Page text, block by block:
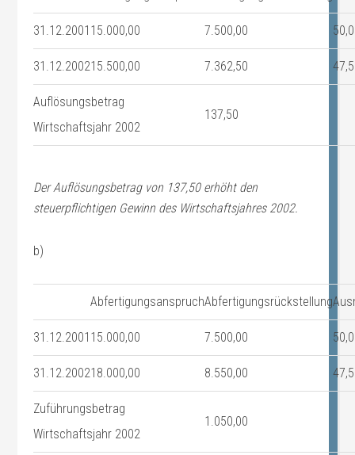
31.12.2001 15.000,00 7.500,00
31.12.200215.500,00 7.362,50
Auflösungsbetrag
Wirtschaftsjahr 2002
137,50
Der Auflösungsbetrag von 137,50 erhöht den
steuerpflichtigen Gewinn des Wirtschaftsjahres 2002.
b)
AbfertigungsanspruchAbfertigungsrückstellung
31.12.2001 15.000,00 7.500,00
31.12.200218.000,00 8.550,00
Zuführungsbetrag
Wirtschaftsjahr 2002
1.050,00